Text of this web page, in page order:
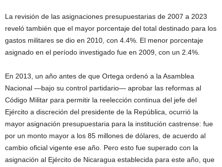
La revisión de las asignaciones presupuestarias de 2007 a 2023
reveló también que el mayor porcentaje del total destinado para los
gastos militares se dio en 2010, con 4.4%. El menor porcentaje
asignado en el período investigado fue en 2009, con un 2.4%.
En 2013, un año antes de que Ortega ordenó a la Asamblea
Nacional —bajo su control partidario— aprobar las reformas al
Código Militar para permitir la reelección continua del jefe del
Ejército a discreción del presidente de la República, ocurrió la
mayor asignación presupuestaria para la institución castrense: fue
por un monto mayor a los 85 millones de dólares, de acuerdo al
cambio oficial vigente ese año. Pero esto fue superado con la
asignación al Ejército de Nicaragua establecida para este año, que